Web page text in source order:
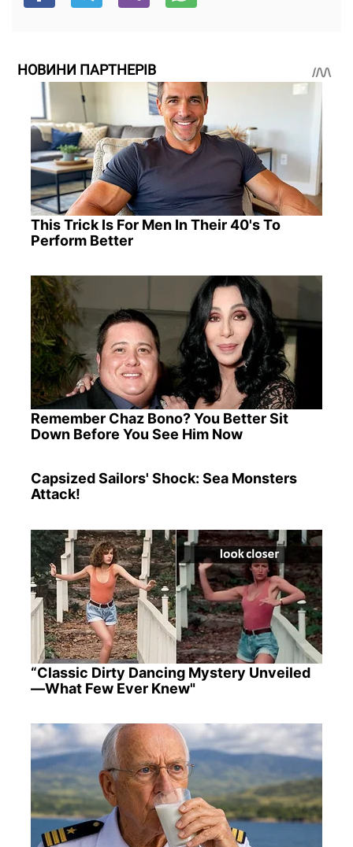
НОВИНИ ПАРТНЕРІВ
This Trick Is For Men In Their 40's To
Perform Better
Remember Chaz Bono? You Better Sit
Down Before You See Him Now
Capsized Sailors' Shock: Sea Monsters
Attack!
“Classic Dirty Dancing Mystery Unveiled
—What Few Ever Knew"